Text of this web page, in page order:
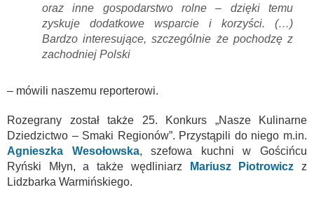
oraz inne gospodarstwo rolne – dzięki temu
zyskuje dodatkowe wsparcie i korzyści. (…)
Bardzo interesujące, szczególnie że pochodzę z
zachodniej Polski
– mówili naszemu reporterowi.
Rozegrany został także 25. Konkurs „Nasze Kulinarne
Dziedzictwo – Smaki Regionów”. Przystąpili do niego m.in.
Agnieszka Wesołowska, szefowa kuchni w Gościńcu
Ryński Młyn, a także wędliniarz
Mariusz Piotrowicz z
Lidzbarka Warmińskiego.